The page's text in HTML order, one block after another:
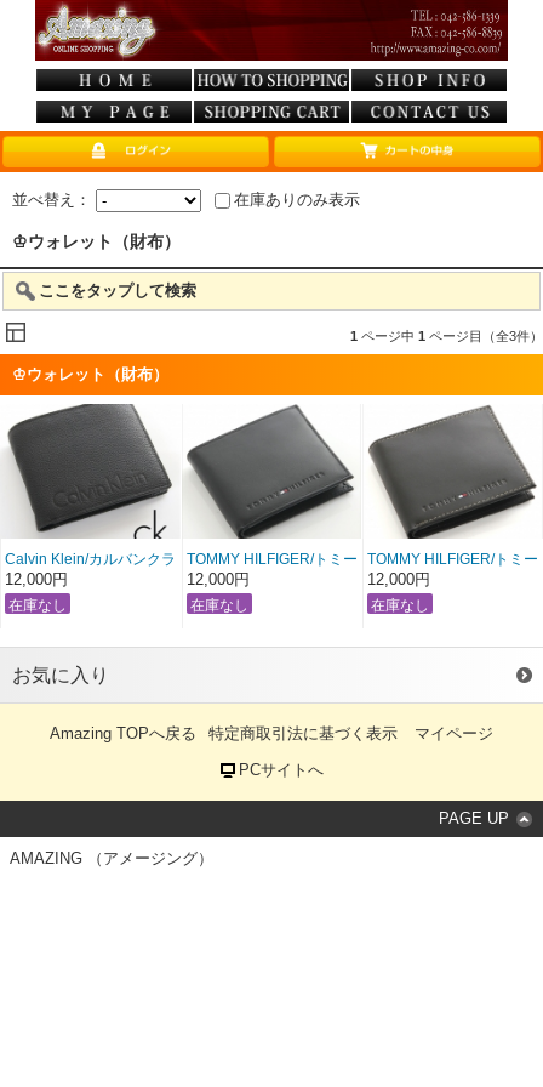
並べ替え： 在庫ありのみ表示
♔ウォレット（財布）
ここをタップして検索
1 ページ中 1 ページ目（全3件）
♔ウォレット（財布）
Calvin Klein/カルバンクラ
イン ペブルレザーウォレ
ット（財布）【ブラッ
ク】 ※BOX付き
12,000円
TOMMY HILFIGER/トミー
ヒルフィガー ウォレット
（財布）【ブラック】
※BOX付き
12,000円
TOMMY HILFIGER/トミー
ヒルフィガー ウォレット
（財布）【ビターブラウ
ン】 ※BOX付き
12,000円
お気に入り
Amazing TOPへ戻る 特定商取引法に基づく表示
マイページ
PCサイトへ
PAGE UP
AMAZING （アメージング）